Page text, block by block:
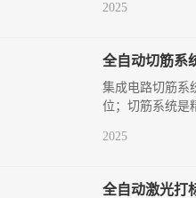
2025
全自动切筋系
集成电路切筋系
位；切筋系统是
2025
全自动激光打